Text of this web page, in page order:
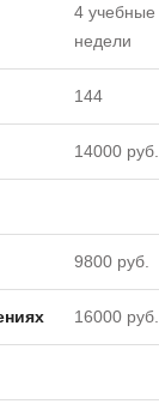
4 учебные
недели
144
14000 руб.
9800 руб.
16000 руб.